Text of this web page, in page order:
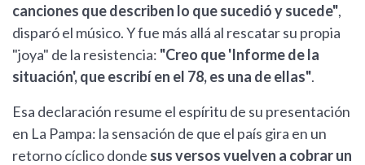
canciones que describen lo que sucedió y sucede",
disparó el músico. Y fue más allá al rescatar su propia
"joya" de la resistencia: "Creo que 'Informe de la
situación', que escribí en el 78, es una de ellas".
Esa declaración resume el espíritu de su presentación
en La Pampa: la sensación de que el país gira en un
retorno cíclico donde sus versos vuelven a cobrar un